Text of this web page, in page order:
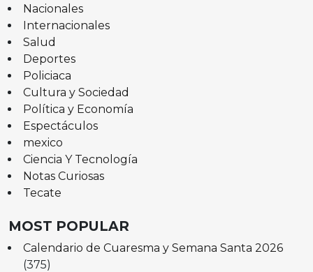
Nacionales
Internacionales
Salud
Deportes
Policiaca
Cultura y Sociedad
Política y Economía
Espectáculos
mexico
Ciencia Y Tecnología
Notas Curiosas
Tecate
MOST POPULAR
Calendario de Cuaresma y Semana Santa 2026
(375)